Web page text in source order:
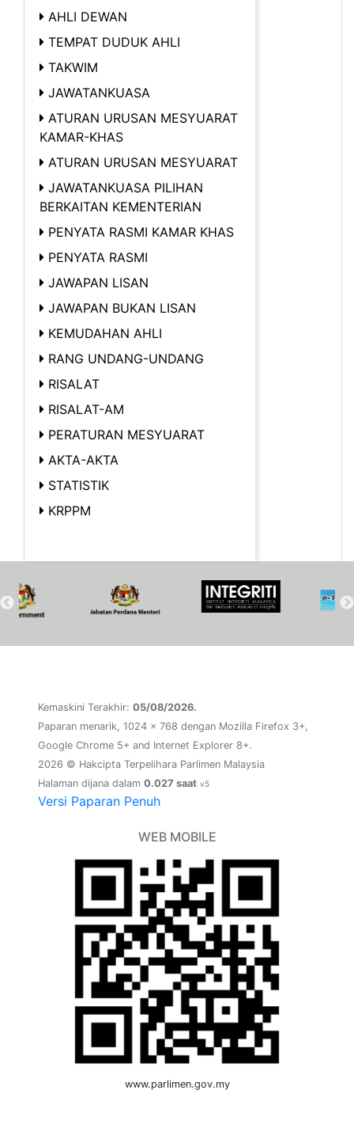
AHLI DEWAN
TEMPAT DUDUK AHLI
TAKWIM
JAWATANKUASA
ATURAN URUSAN MESYUARAT
KAMAR-KHAS
ATURAN URUSAN MESYUARAT
JAWATANKUASA PILIHAN
BERKAITAN KEMENTERIAN
PENYATA RASMI KAMAR KHAS
PENYATA RASMI
JAWAPAN LISAN
JAWAPAN BUKAN LISAN
KEMUDAHAN AHLI
RANG UNDANG-UNDANG
RISALAT
RISALAT-AM
PERATURAN MESYUARAT
AKTA-AKTA
STATISTIK
KRPPM
Kemaskini Terakhir: 05/08/2026.
Paparan menarik, 1024 x 768 dengan Mozilla Firefox 3+,
Google Chrome 5+ and Internet Explorer 8+.
2026 © Hakcipta Terpelihara Parlimen Malaysia
Halaman dijana dalam 0.027 saat v5
Versi Paparan Penuh
WEB MOBILE
www.parlimen.gov.my